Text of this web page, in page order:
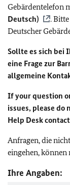
Gebärdentelefon
Deutsch)
.
Deutscher
Sollte es sich bei
eine Frage zur
allgemeine
If your question
issues, please do
Help Desk
Anfragen, die
eingehen,
Ihre Angaben: